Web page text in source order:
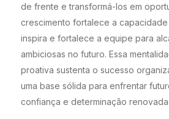
de frente e transformá-los em
crescimento fortalece a
inspira e fortalece a equipe para
ambiciosas no futuro. Essa
proativa sustenta o sucesso
uma base sólida para enfrentar
confiança e determinação